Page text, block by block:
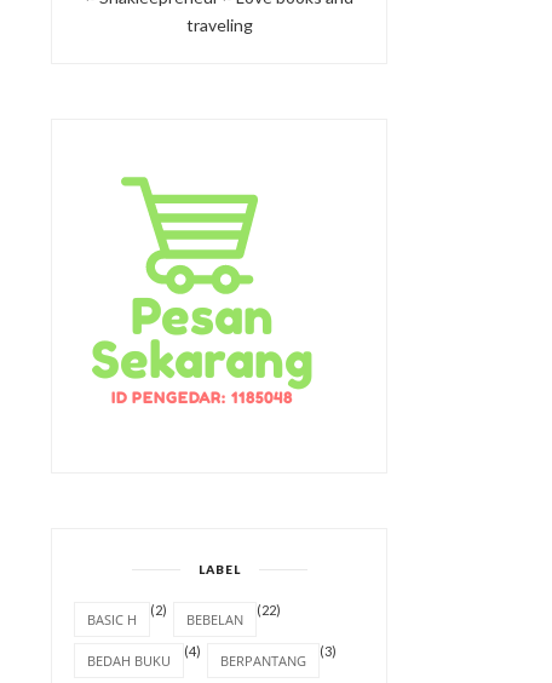
traveling
LABEL
BASIC H
(2)
BEBELAN
(22)
BEDAH BUKU
(4)
BERPANTANG
(3)